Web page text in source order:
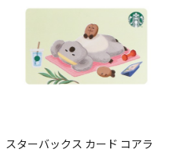
スターバックス カード コアラ